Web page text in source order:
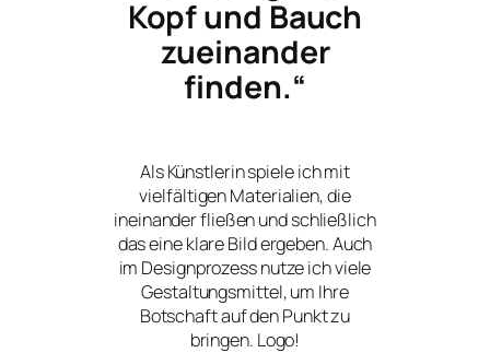
Kopf und Bauch
zueinander
finden.“
Als Künstlerin spiele ich mit
vielfältigen Materialien, die
ineinander fließen und schließlich
das eine klare Bild ergeben. Auch
im Designprozess nutze ich viele
Gestaltungsmittel, um Ihre
Botschaft auf den Punkt zu
bringen. Logo!